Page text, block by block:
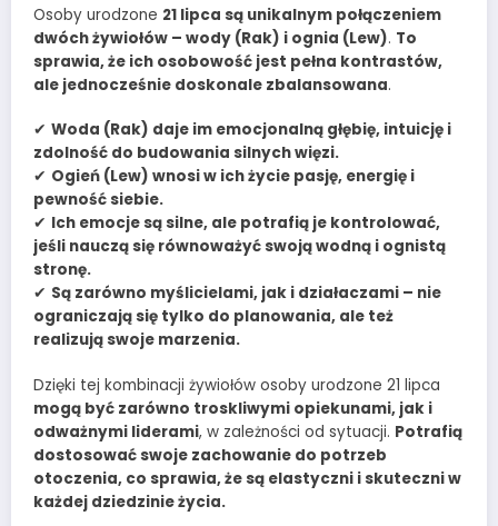
Osoby urodzone 21 lipca są unikalnym połączeniem
dwóch żywiołów – wody (Rak) i ognia (Lew). To
sprawia, że ich osobowość jest pełna kontrastów,
ale jednocześnie doskonale zbalansowana.
✔ Woda (Rak) daje im emocjonalną głębię, intuicję i
zdolność do budowania silnych więzi.
✔ Ogień (Lew) wnosi w ich życie pasję, energię i
pewność siebie.
✔ Ich emocje są silne, ale potrafią je kontrolować,
jeśli nauczą się równoważyć swoją wodną i ognistą
stronę.
✔ Są zarówno myślicielami, jak i działaczami – nie
ograniczają się tylko do planowania, ale też
realizują swoje marzenia.
Dzięki tej kombinacji żywiołów osoby urodzone 21 lipca
mogą być zarówno troskliwymi opiekunami, jak i
odważnymi liderami, w zależności od sytuacji. Potrafią
dostosować swoje zachowanie do potrzeb
otoczenia, co sprawia, że są elastyczni i skuteczni w
każdej dziedzinie życia.